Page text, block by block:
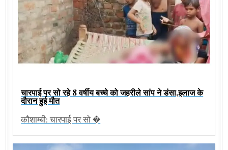
चारपाई पर सो रहे 8 वर्षीय बच्चे को जहरीले सांप ने डंसा,इलाज के
दौरान हुई मौत
कौशाम्बी: चारपाई पर सो �